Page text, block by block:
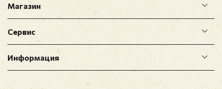
Магазин
Сервис
Информация